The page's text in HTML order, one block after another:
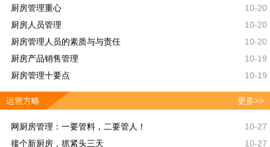
厨房管理重心
10-20
厨房人员管理
10-20
厨房管理人员的素质与与责任
10-20
厨房产品销售管理
10-19
厨房管理十要点
10-19
运营方略 更多>>
网厨房管理：一要管料，二要管人！
10-27
接个新厨房，抓紧头三天
10-27